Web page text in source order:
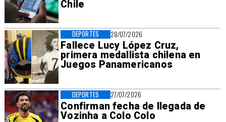
Chile
28/07/2026
Fallece Lucy López Cruz,
primera medallista chilena en
Juegos Panamericanos
DEPORTES
27/07/2026
Confirman fecha de llegada de
Vozinha a Colo Colo
DEPORTES